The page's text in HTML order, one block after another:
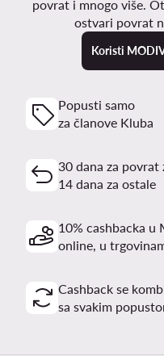
povrat i mnogo više.
ostvari povrat
Koristi
Popusti samo
za članove Kluba
30 dana za povrat
14 dana za ostale
10% cashbacka
online, u
Cashback se
sa svakim